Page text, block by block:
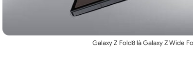
Galaxy Z Fold8 là Galaxy Z Wide